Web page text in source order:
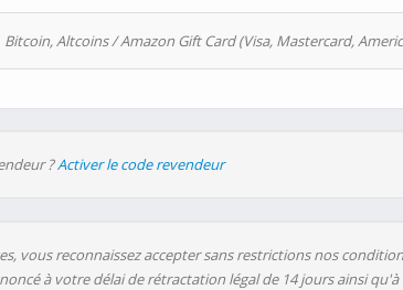
Bitcoin, Altcoins / Amazon Gift Card (Visa, Mastercard,
?Activer le code revendeur
vous reconnaissez accepter sans restrictions nos
à votre délai de rétractation légal de 14 jours ainsi